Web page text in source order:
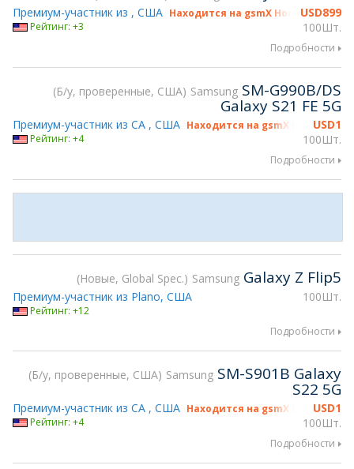
USD899
100Шт.
Премиум-участник из , США Находится на gsmX Hong Kong 2026
Рейтинг: +3
Подробности
Б/у, проверенные, США Samsung SM-G990B/DS
Galaxy S21 FE 5G
USD1
100Шт.
Премиум-участник из CA , США Находится на gsmX Hong Kong
Рейтинг: +4
Подробности
Новые, Global Spec. Samsung Galaxy Z Flip5
100Шт.
Премиум-участник из Plano, США
Рейтинг: +12
Подробности
Б/у, проверенные, США Samsung SM-S901B Galaxy
S22 5G
USD1
100Шт.
Премиум-участник из CA , США Находится на gsmX Hong Kong
Рейтинг: +4
Подробности